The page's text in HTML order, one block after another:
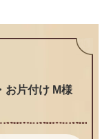
お片付け M様